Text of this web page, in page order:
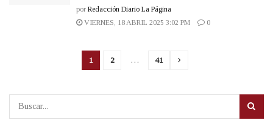
por Redacción Diario La Página
VIERNES, 18 ABRIL 2025 3:02 PM
0
1 2 … 41